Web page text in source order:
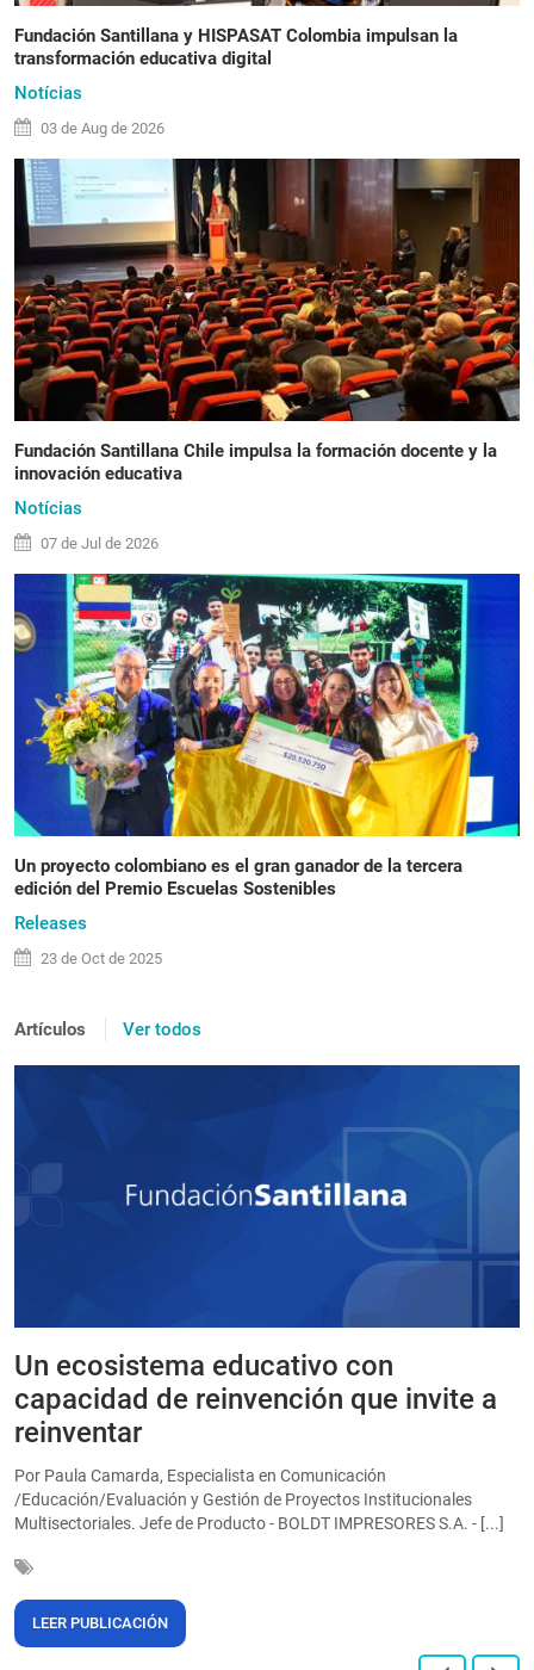
Fundación Santillana y HISPASAT Colombia impulsan la
transformación educativa digital
Notícias
03 de Aug de 2026
Fundación Santillana Chile impulsa la formación docente y la
innovación educativa
Notícias
07 de Jul de 2026
Un proyecto colombiano es el gran ganador de la tercera
edición del Premio Escuelas Sostenibles
Releases
23 de Oct de 2025
Artículos Ver todos
Un ecosistema educativo con
capacidad de reinvención que invite a
reinventar
Por Paula Camarda, Especialista en Comunicación
/Educación/Evaluación y Gestión de Proyectos Institucionales
Multisectoriales. Jefe de Producto - BOLDT IMPRESORES S.A. - [...]
LEER PUBLICACIÓN